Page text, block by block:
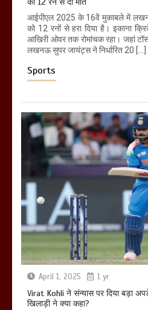
को 12 रन से दी मात
आईपीएल 2025 के 16वें मुकाबले में
को 12 रनों से हरा दिया है। इकाना
आखिरी ओवर तक रोमांचक रहा। जहां
लखनऊ सुपर जायंट्स ने निर्धारित 20 […]
Sports
April 1, 2025 1 yr
Virat Kohli ने संन्यास पर दिया बड़ा
खिलाड़ी ने क्या कहा?